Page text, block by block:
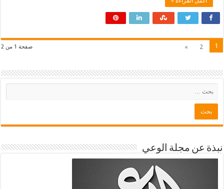
صفحة 1 من 2 1
2
»
نبذة عن مجلة الوعي